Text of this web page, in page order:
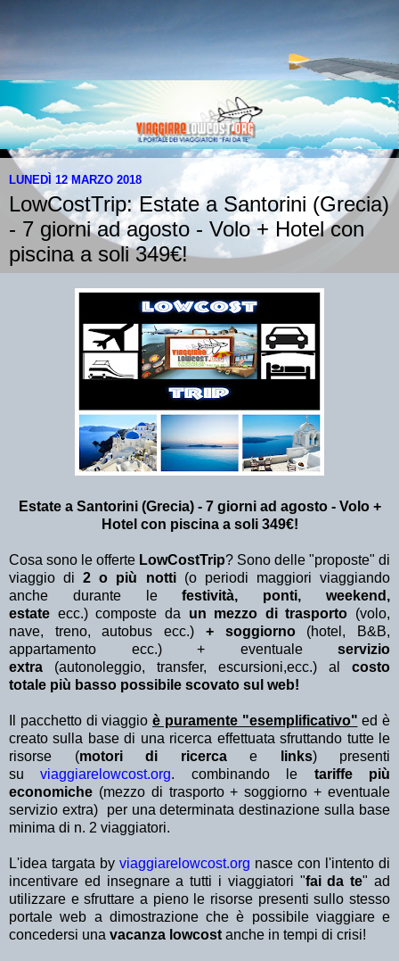
LUNEDÌ 12 MARZO 2018
LowCostTrip: Estate a Santorini (Grecia)
- 7 giorni ad agosto - Volo + Hotel con
piscina a soli 349€!
Estate a Santorini (Grecia) - 7 giorni ad agosto - Volo +
Hotel con piscina a soli 349€!
Cosa sono le offerte LowCostTrip? Sono delle "proposte" di
viaggio di2 o più notti (o periodi maggiori viaggiando
anche durante lefestività, ponti, weekend,
estate ecc.) composte da un mezzo di trasporto (volo,
nave, treno, autobus ecc.) + soggiorno(hotel, B&B,
appartamento ecc.) + eventuale servizio
extra (autonoleggio, transfer, escursioni,ecc.) al costo
totale più basso possibile scovato sul web!
Il pacchetto di viaggio è puramente "esemplificativo" ed è
creato sulla base di una ricerca effettuata sfruttando tutte le
risorse (motori di ricerca e links) presenti
suviaggiarelowcost.org. combinando le tariffe più
economiche (mezzo di trasporto + soggiorno + eventuale
servizio extra)
per una determinata destinazione sulla base
minima di n. 2 viaggiatori.
L'idea targata by viaggiarelowcost.org nasce con l'intento di
incentivare ed insegnare a tutti i viaggiatori "fai da te" ad
utilizzare e sfruttare a pieno le risorse presenti sullo stesso
portale web a dimostrazione che è possibile viaggiare e
concedersi una vacanza lowcost anche in tempi di crisi!